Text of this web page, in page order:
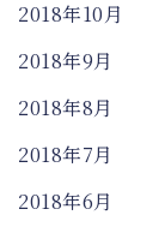
2018年10月
2018年9月
2018年8月
2018年7月
2018年6月